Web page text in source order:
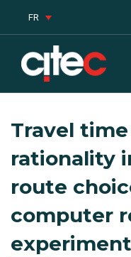
FR
Travel
rationality
route
computer
experiment